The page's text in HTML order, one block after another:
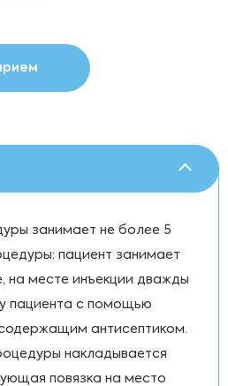
занимает не более 5
пациент занимает
на месте инъекции дважды
пациента с помощью
антисептиком.
накладывается
повязка на место